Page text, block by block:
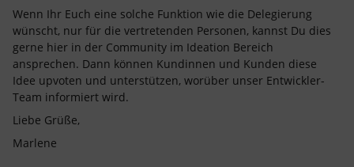
Wenn Ihr Euch eine solche Funktion wie die Delegierung
wünscht, nur für die vertretenden Personen, kannst Du dies
gerne hier in der Community im Ideation Bereich
ansprechen. Dann können Kundinnen und Kunden diese
Idee upvoten und unterstützen, worüber unser Entwickler-
Team informiert wird.
Liebe Grüße,
Marlene